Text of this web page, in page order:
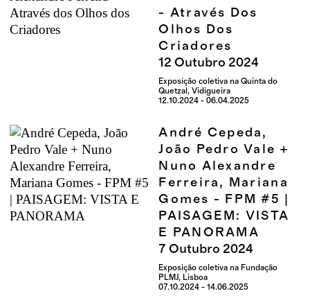
- Através Dos
Olhos Dos
Criadores
12 Outubro 2024
Exposição coletiva na Quinta do
Quetzal, Vidigueira
12.10.2024 - 06.04.2025
André Cepeda,
João Pedro Vale +
Nuno Alexandre
Ferreira, Mariana
Gomes - FPM #5 |
PAISAGEM: VISTA
E PANORAMA
7 Outubro 2024
Exposição coletiva na Fundação
PLMJ, Lisboa
07.10.2024 - 14.06.2025